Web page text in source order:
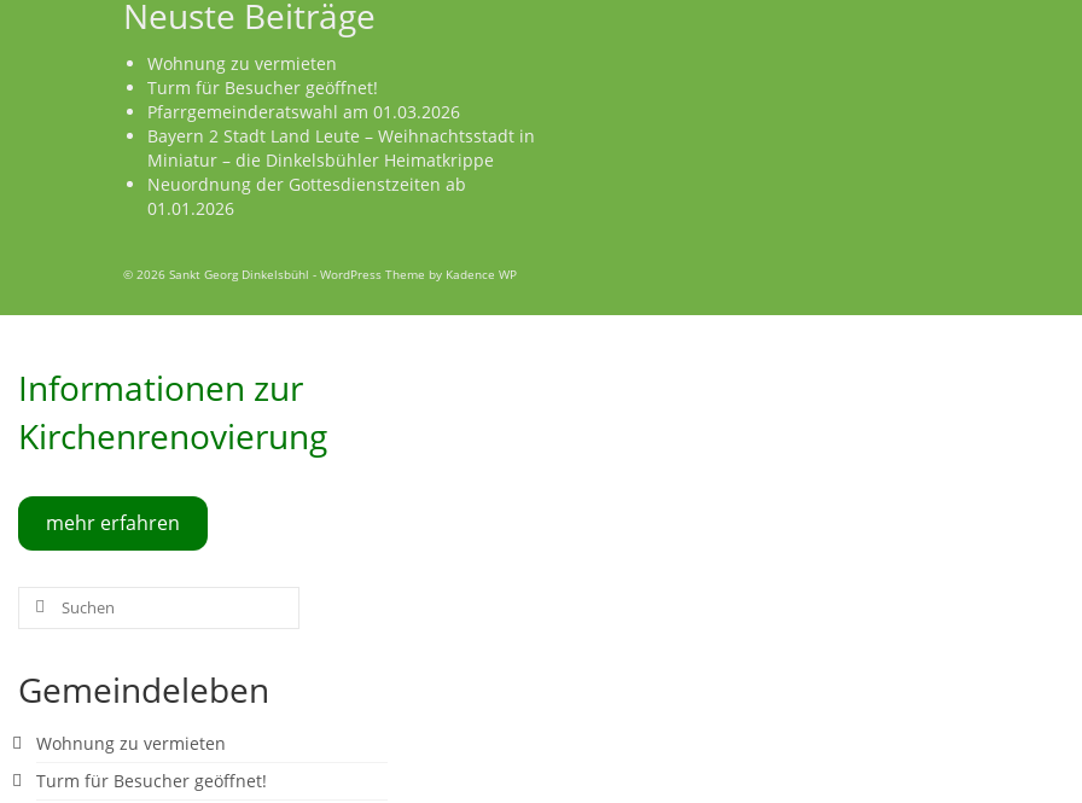
Neuste Beiträge
Wohnung zu vermieten
Turm für Besucher geöffnet!
Pfarrgemeinderatswahl am 01.03.2026
Bayern 2 Stadt Land Leute – Weihnachtsstadt in
Miniatur – die Dinkelsbühler Heimatkrippe
Neuordnung der Gottesdienstzeiten ab
01.01.2026
© 2026 Sankt Georg Dinkelsbühl - WordPress Theme by Kadence WP
Informationen zur
Kirchenrenovierung
mehr erfahren
Suchen
Gemeindeleben
Wohnung zu vermieten
Turm für Besucher geöffnet!